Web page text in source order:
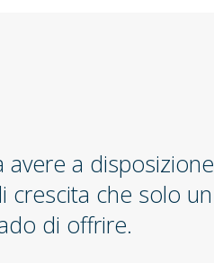
avere a disposizione
crescita che solo un
di offrire.